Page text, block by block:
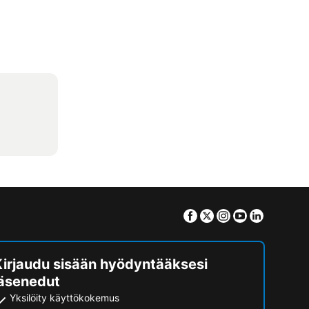
Facebook
TwitterInstagram
Youtube
sisään hyödyntääksesi
Yksilöity käyttökokemus